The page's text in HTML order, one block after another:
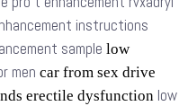
instructions
sample low
men car from sex drive
erectile dysfunction low